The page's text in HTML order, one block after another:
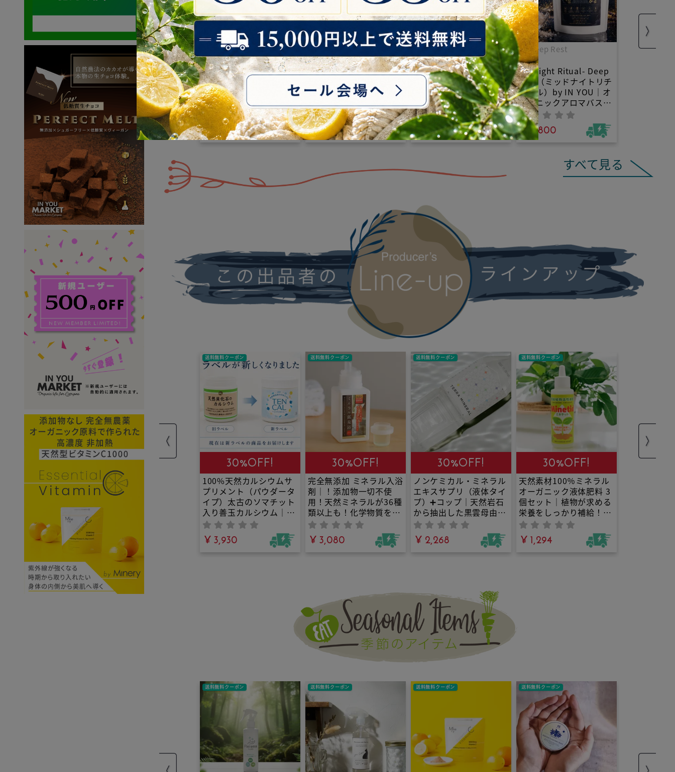
オーガニック冷感スプレ
ーCrystiQA（クリスティ
カ）by IN YOU｜天然ク
ーリングミスト・100%
植物由来で夏バテ対策！
オーガニックミントたっ
ぷりのアロマミスト
¥ 3,781
【天然&オーガニック・
ダニよけスプレー】
NEEMA（ニーマ）by IN
接使える殺虫成分・有害
添加物ゼロの100%植物
由来ファブリックミス
ト。水を一滴も使わずヒ
に守る！
¥ 5,001
【開運/お清め浄化ミス
ト】SUIORA（スイオ
ラ）7月上旬発送開始！
IN YOUオリジナル｜マ
イナスをプラスに転じエ
ネルギーを高めるオーガ
ニックアロマミスト。天
然石と植物の力で空間エ
フレグランス・持ち歩き
¥ 4,760
01 Deep Rest
Midnight Ritual- Deep
Rest（ミッドナイトリチ
ュアル）by IN YOU｜オ
ーガニックアロマバスパ
ウダー｜よく眠りたい夜
のお供に。エプソムソル
トとラベンダー×フラン
キンセンスの精油が夜の
れるあなただけの究極の
15分」へ。本来の自分に
¥ 5,800
すべて見る
送料無料クーポン
30%OFF!
100%天然カルシウムサ
プリメント（パウダータ
イプ）太古のソマチット
入り善玉カルシウム｜IN
YOU MARKETおすす
め！天然貝化石の力で骨
と体を元気に。骨密度が
気になる方へ。
¥ 3,930
送料無料クーポン
30%OFF!
完全無添加 ミネラル入浴
剤｜！添加物一切不使
用！天然ミネラルが36種
類以上も！化学物質を溜
めない生活を送りたい方
に！身体が芯から温まっ
て、疲れがとれる、最高
の入浴剤！自宅で本格的
¥ 3,080
送料無料クーポン
30%OFF!
ノンケミカル・ミネラル
エキスサプリ（液体タイ
プ）➕コップ｜天然岩石
から抽出した黒雲母由来
の60種以上のイオン化ミ
ネラル｜体のバランスを
整えたいあなたに。
¥ 2,268
送料無料クーポン
30%OFF!
天然素材100％ミネラル
オーガニック液体肥料 3
個セット｜植物が求める
栄養をしっかり補給！観
葉植物からオーガニック
な野菜まで力強く元気に
育てる！
¥ 1,294
送料無料クーポン 送料無料クーポン 送料無料クーポン 送料無料クーポン
利用規約・注意事項
※この画面を間違えて閉じてしまった場合、あとでもう
一度確認したい場合は、画面右下のボタンをタップして
ください。
[ 閉じる ]